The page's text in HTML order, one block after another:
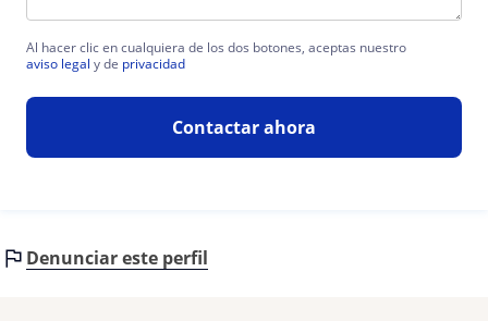
Al hacer clic en cualquiera de los dos botones, aceptas nuestro
aviso legal y de privacidad
Contactar ahora
Denunciar este perfil